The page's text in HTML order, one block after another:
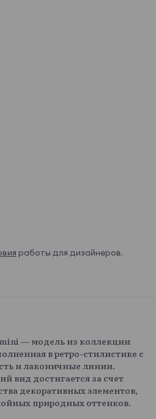
работы для дизайнеров.
— модель из коллекции
в ретро-стилистике с
и лаконичные линии.
вид достигается за счет
декоративных элементов,
природных оттенков.